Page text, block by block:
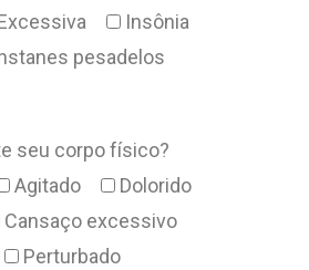
Insônia
pesadelos
seu corpo físico?
Agitado
Dolorido
Cansaço excessivo
Perturbado